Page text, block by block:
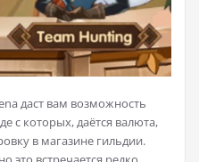
даст вам возможность
с которых, даётся валюта,
в магазине гильдии.